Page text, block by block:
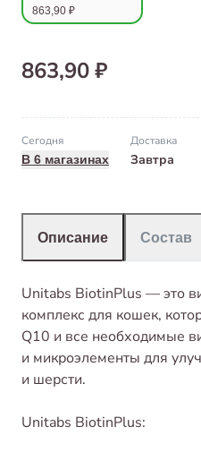
863,90 ₽
863,90 ₽
Сегодня
В 6 магазинах
Доставка
Завтра
Описание Состав
Unitabs BiotinPlus — это
комплекс для кошек,
Q10 и все необходимые
и микроэлементы для
и шерсти.
Unitabs BiotinPlus: